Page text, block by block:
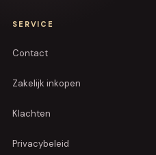
SERVICE
Contact
Zakelijk inkopen
Klachten
Privacybeleid